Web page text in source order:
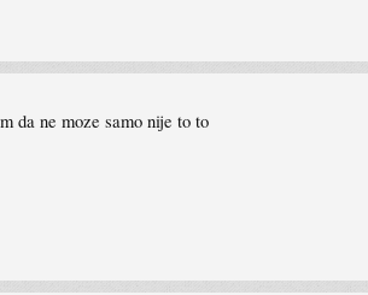
da ne moze samo nije to to